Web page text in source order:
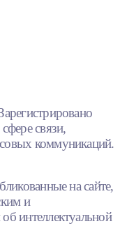
связи,
коммуникаций.
на сайте,
и
интеллектуальной